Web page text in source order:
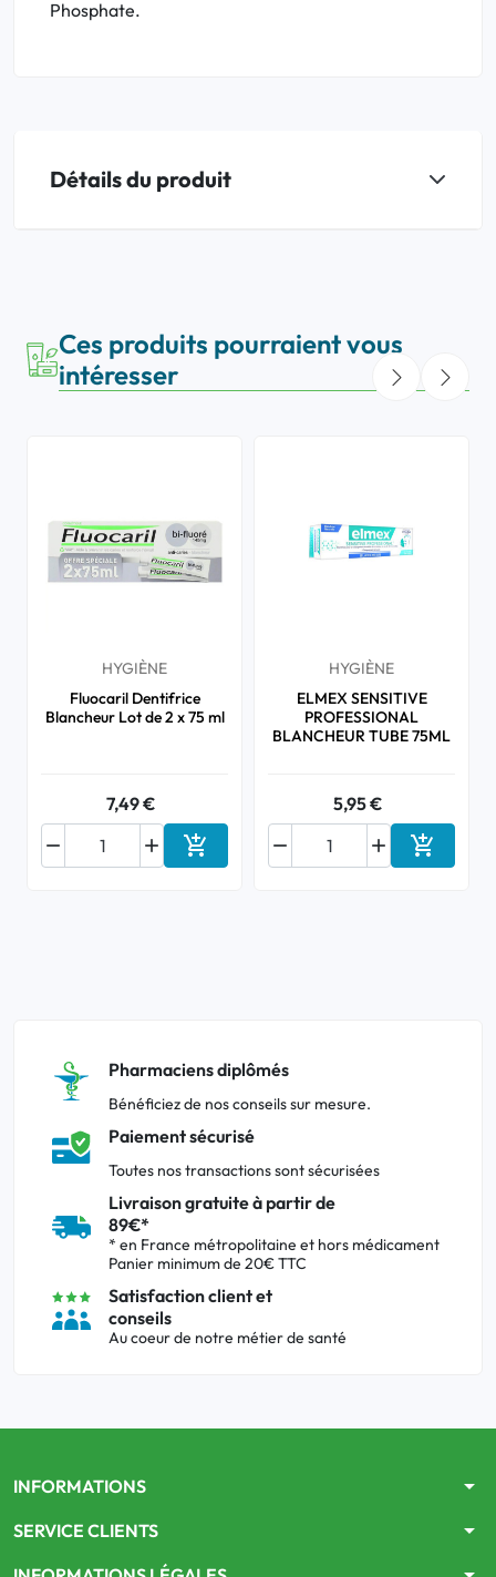
Phosphate.
Détails du produit
Ces produits pourraient vous
intéresser
HYGIÈNE
Fluocaril Dentifrice
Blancheur Lot de 2 x 75 ml
7,49 €

 Ajouter au panier
HYGIÈNE
ELMEX SENSITIVE
PROFESSIONAL
BLANCHEUR TUBE 75ML
5,95 €

 Ajouter
Pharmaciens diplômés
Bénéficiez de nos conseils sur mesure.
Paiement sécurisé
Toutes nos transactions sont sécurisées
Livraison gratuite à partir de
89€*
* en France métropolitaine et hors médicament
Panier minimum de 20€ TTC
Satisfaction client et
conseils
Au coeur de notre métier de santé
INFORMATIONS arrow_drop_down
SERVICE CLIENTS arrow_drop_down